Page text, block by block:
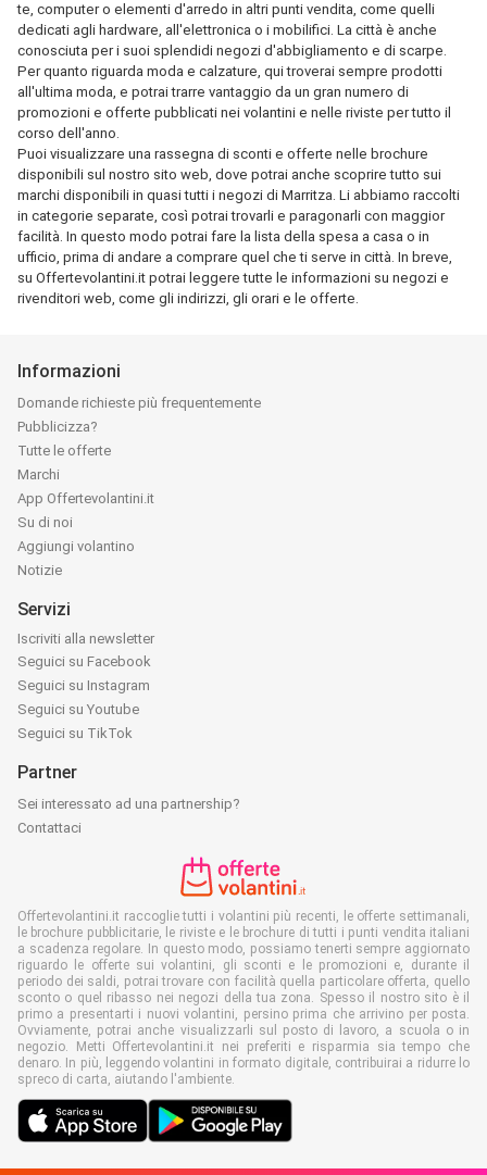
te, computer o elementi d'arredo in altri punti vendita, come quelli
dedicati agli hardware, all'elettronica o i mobilifici. La città è anche
conosciuta per i suoi splendidi negozi d'abbigliamento e di scarpe.
Per quanto riguarda moda e calzature, qui troverai sempre prodotti
all'ultima moda, e potrai trarre vantaggio da un gran numero di
promozioni e offerte pubblicati nei volantini e nelle riviste per tutto il
corso dell'anno.
Puoi visualizzare una rassegna di sconti e offerte nelle brochure
disponibili sul nostro sito web, dove potrai anche scoprire tutto sui
marchi disponibili in quasi tutti i negozi di Marritza. Li abbiamo raccolti
in categorie separate, così potrai trovarli e paragonarli con maggior
facilità. In questo modo potrai fare la lista della spesa a casa o in
ufficio, prima di andare a comprare quel che ti serve in città. In breve,
su Offertevolantini.it potrai leggere tutte le informazioni su negozi e
rivenditori web, come gli indirizzi, gli orari e le offerte.
Informazioni
Domande richieste più frequentemente
Pubblicizza?
Tutte le offerte
Marchi
App Offertevolantini.it
Su di noi
Aggiungi volantino
Notizie
Servizi
Iscriviti alla newsletter
Seguici su Facebook
Seguici su Instagram
Seguici su Youtube
Seguici su TikTok
Partner
Sei interessato ad una partnership?
Contattaci
Offertevolantini.it raccoglie tutti i volantini più recenti, le offerte settimanali,
le brochure pubblicitarie, le riviste e le brochure di tutti i punti vendita italiani
a scadenza regolare. In questo modo, possiamo tenerti sempre aggiornato
riguardo le offerte sui volantini, gli sconti e le promozioni e, durante il
periodo dei saldi, potrai trovare con facilità quella particolare offerta, quello
sconto o quel ribasso nei negozi della tua zona. Spesso il nostro sito è il
primo a presentarti i nuovi volantini, persino prima che arrivino per posta.
Ovviamente, potrai anche visualizzarli sul posto di lavoro, a scuola o in
negozio. Metti Offertevolantini.it nei preferiti e risparmia sia tempo che
denaro. In più, leggendo volantini in formato digitale, contribuirai a ridurre lo
spreco di carta, aiutando l'ambiente.